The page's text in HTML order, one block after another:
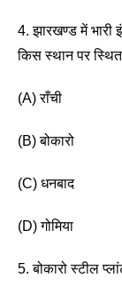
4. झारखण्ड में भारी
किस स्थान पर
(A) राँची
(B) बोकारो
(C) धनबाद
(D) गोमिया
5. बोकारो स्टील